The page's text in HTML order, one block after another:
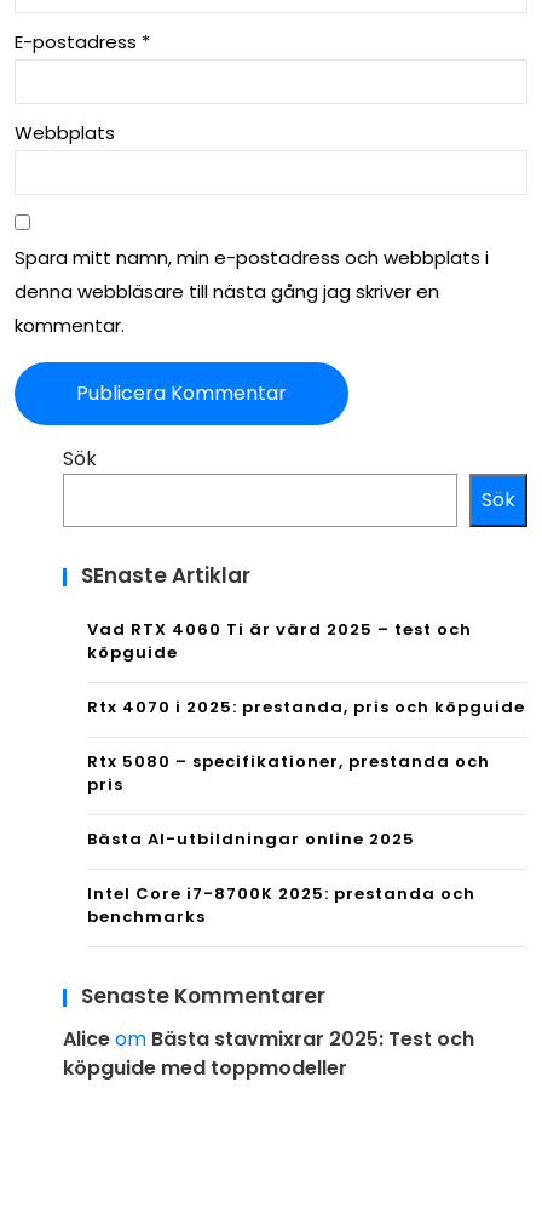
E-postadress *
Webbplats
Spara mitt namn, min e-postadress och webbplats i
denna webbläsare till nästa gång jag skriver en
kommentar.
Sök
Sök
SEnaste Artiklar
Vad RTX 4060 Ti är värd 2025 – test och
köpguide
Rtx 4070 i 2025: prestanda, pris och köpguide
Rtx 5080 – specifikationer, prestanda och
pris
Bästa AI-utbildningar online 2025
Intel Core i7-8700K 2025: prestanda och
benchmarks
Senaste Kommentarer
Aliceom Bästa stavmixrar 2025: Test och
köpguide med toppmodeller